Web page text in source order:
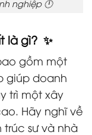
nghiệp 🕛
là gì? ✨
gồm một
giúp doanh
trì một xây
Hãy nghĩ về
sư và nhà